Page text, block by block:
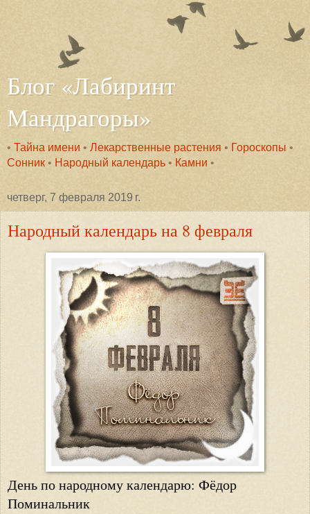
Блог «Лабиринт
Мандрагоры»
• Тайна имени • Лекарственные растения • Гороскопы •
Сонник • Народный календарь • Камни •
четверг, 7 февраля 2019 г.
Народный календарь на 8 февраля
День по народному календарю: Фёдор
Поминальник